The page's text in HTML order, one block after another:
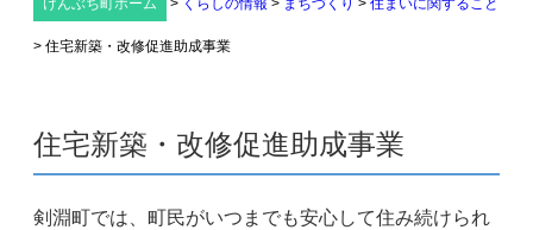
けんぶち町ホーム > くらしの情報 > まちづくり > 住まいに関すること
> 住宅新築・改修促進助成事業
住宅新築・改修促進助成事業
剣淵町では、町民がいつまでも安心して住み続けられ